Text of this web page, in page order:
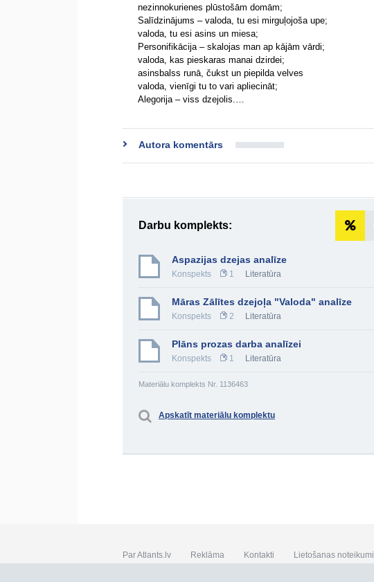
nezinnokurienes plūstošām domām;
Salīdzinājums – valoda, tu esi mirguļojoša upe;
valoda, tu esi asins un miesa;
Personifikācija – skalojas man ap kājām vārdi;
valoda, kas pieskaras manai dzirdei;
asinsbalss runā, čukst un piepilda velves
valoda, vienīgi tu to vari apliecināt;
Alegorija – viss dzejolis.…
Autora komentārs
Darbu komplekts:
Aspazijas dzejas analīze
Konspekts 1 Literatūra
Māras Zālītes dzejoļa "Valoda" analīze
Konspekts 2 Literatūra
Plāns prozas darba analīzei
Konspekts 1 Literatūra
Materiālu komplekts Nr. 1136463
Apskatīt materiālu komplektu
Par Atlants.lv Reklāma Kontakti Lietošanas noteikumi